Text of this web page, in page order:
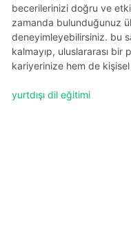
becerilerinizi doğru ve
zamanda bulunduğunuz
deneyimleyebilirsiniz. bu
kalmayıp, uluslararası
kariyerinize hem de
yurtdışı dil eğitimi